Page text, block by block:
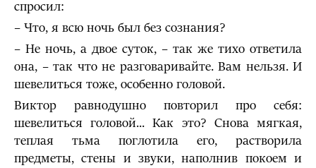
спросил:
– Что, я всю ночь был без сознания?
– Не ночь, а двое суток, – так же тихо ответила
она, – так что не раз­говаривайте. Вам нельзя. И
шевелиться тоже, особенно головой.
Виктор равнодушно повторил про себя:
шевелиться головой... Как это? Снова мягкая,
теплая тьма поглотила его, растворила
предметы, стены и звуки, наполнив покоем и